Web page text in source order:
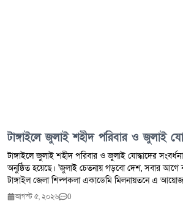
টাঙ্গাইলে জুলাই শহীদ পরিবার ও জুলাই
টাঙ্গাইলে জুলাই শহীদ পরিবার ও জুলাই যোদ্ধাদের
অনুষ্ঠিত হয়েছে। 'জুলাই চেতনায় গড়বো দেশ, সবার আগে
টাঙ্গাইল জেলা শিল্পকলা একাডেমি মিলনায়তনে এ
অতিথি হিসেবে উপস্থিত ছিলেন বিএনপির কেন্দ্রীয় প্রচার
আগস্ট ৫, ২০২৬ 0